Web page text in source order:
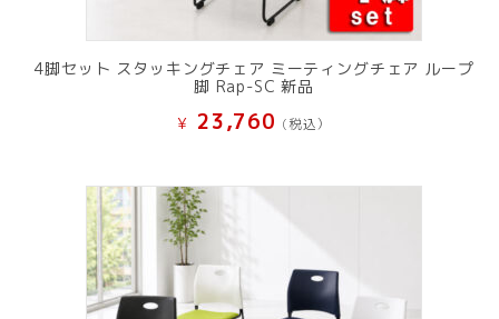
4脚セット スタッキングチェア ミーティングチェア ループ
脚 Rap-SC 新品
¥ 23,760 (税込）